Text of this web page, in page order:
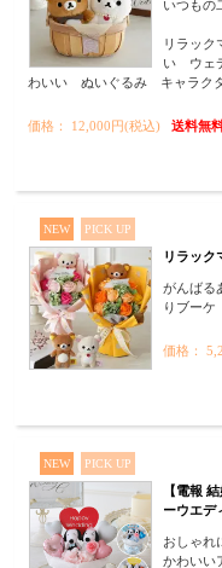
いつもの
リラッ
い ウェ
わいい ぬいぐるみ キャラク
価格： 12,000円(税込) 送料無
NEW PICK UP
リラック
がんばる
りブーケ
価格：
NEW PICK UP
【電報
ーウエデ
おしゃれ
かわいい